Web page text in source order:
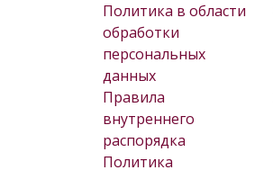
Политика в области
обработки
персональных
данных
Правила
внутреннего
распорядка
Политика